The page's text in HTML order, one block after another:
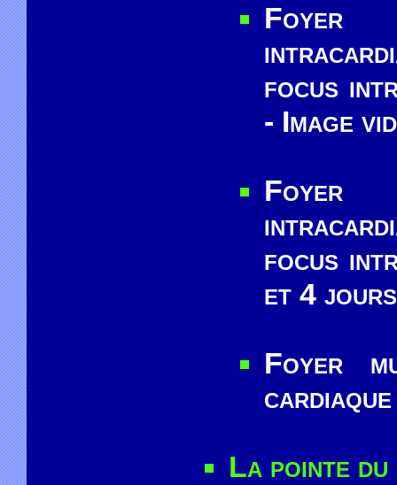
Foyer
focus
- Image
Foyer
focus
et 4 jours
Foyer
La pointe